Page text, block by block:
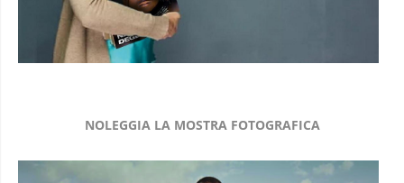
NOLEGGIA LA MOSTRA FOTOGRAFICA